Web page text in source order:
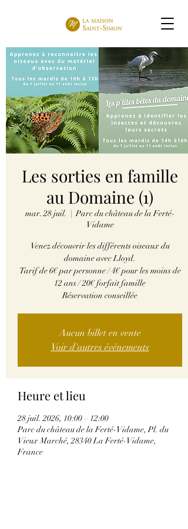
Les sorties en famille
au Domaine (1)
mar. 28 juil.
  |
Parc du château de la Ferté-
Vidame
Venez découvrir les différents oiseaux du
domaine avec Lloyd.
Tarif de 6€ par personne / 4€ pour les moins de
12 ans / 20€ forfait famille
Réservation conseillée
Aucun billet en vente
Voir d'autres événements
Heure et lieu
28 juil. 2026, 10:00 – 12:00
Parc du château de la Ferté-Vidame, Pl. du
Vieux Marché, 28340 La Ferté-Vidame,
France